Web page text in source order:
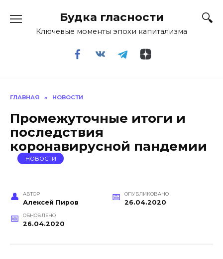
содержанию
Будка гласности
Ключевые моменты эпохи капитализма
ГЛАВНАЯ » НОВОСТИ
Промежуточные итоги и
последствия
коронавирусной пандемии
НОВОСТИ
АВТОР
Алексей Пиров
ОПУБЛИКОВАНО
26.04.2020
ОБНОВЛЕНО
26.04.2020